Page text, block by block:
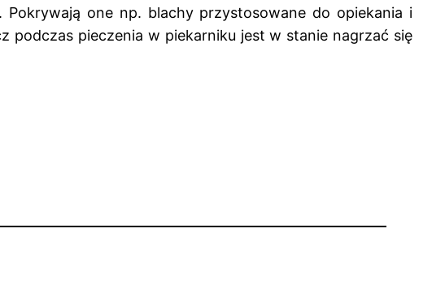
Pokrywają one np. blachy przystosowane do opiekania i
podczas pieczenia w piekarniku jest w stanie nagrzać się